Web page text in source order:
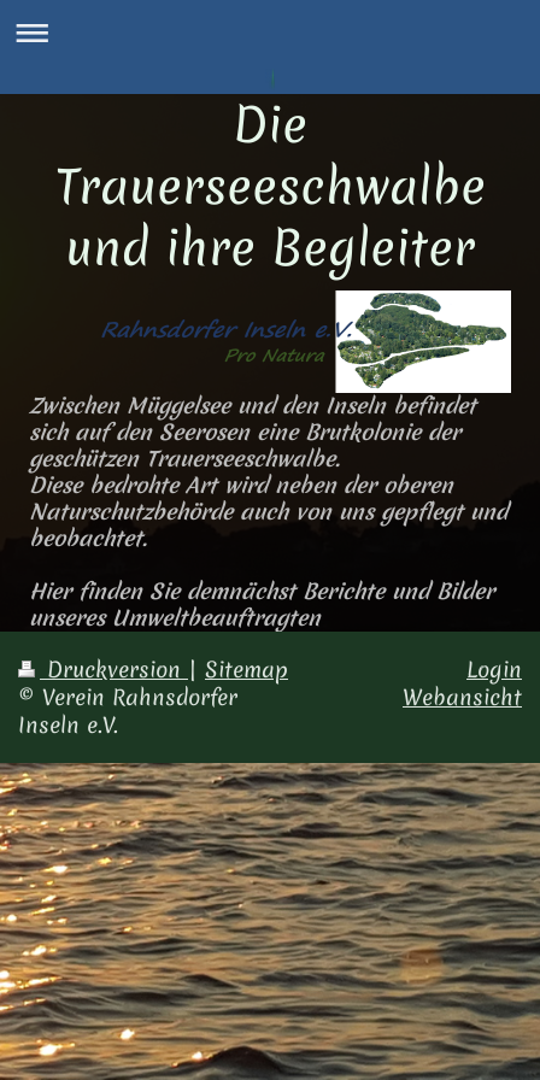
Die
Trauerseeschwalbe
und ihre Begleiter
Zwischen Müggelsee und den Inseln befindet
sich auf den Seerosen eine Brutkolonie der
geschützen Trauerseeschwalbe.
Diese bedrohte Art wird neben der oberen
Naturschutzbehörde auch von uns gepflegt und
beobachtet.
Hier finden Sie demnächst Berichte und Bilder
unseres Umweltbeauftragten
Druckversion | Sitemap
© Verein Rahnsdorfer
Inseln e.V.
Login
Webansicht